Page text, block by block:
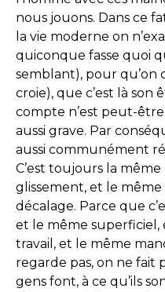
nous jouons. Dans ce
la vie moderne on
quiconque fasse quoi
semblant), pour qu’on
croie), que c’est là
compte n’est peut-
aussi grave. Par
aussi communément
C’est toujours la
glissement, et le
décalage. Parce que
et le même
travail, et le même
regarde pas, on ne fait
gens font, à ce qu’ils